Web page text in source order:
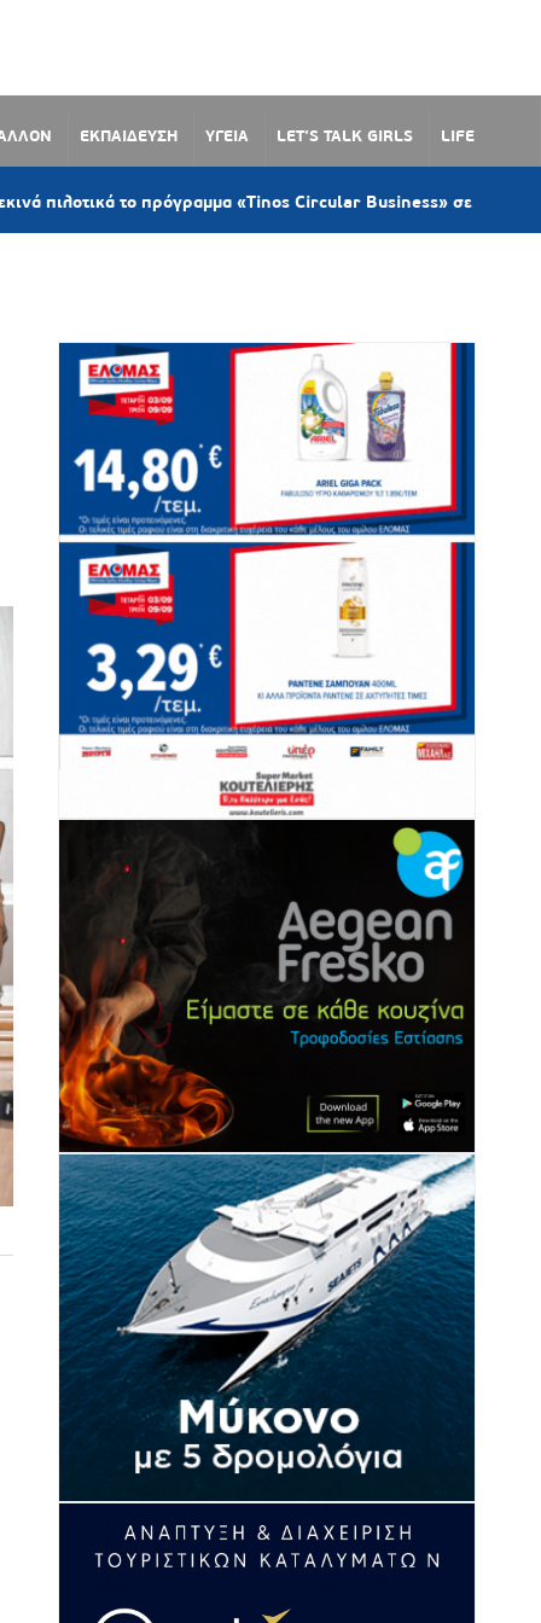
ΕΚΠΑΙΔΕΥΣΗ ΥΓΕΙΑ LET’S TALK GIRLS LIFE
πρόγραμμα «Tinos Circular Business» σε Κιόνια και Άγιο Φωκά